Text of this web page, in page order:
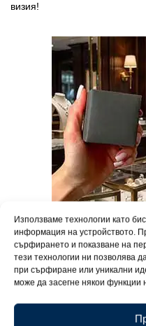
Използваме технологии като
информация на устройството.
сърфирането и показване на
тези технологии ни позволява
при сърфиране или уникални
може да засегне някои функции
визия!
Превърнете всеки повод в
елегантна подаръчна